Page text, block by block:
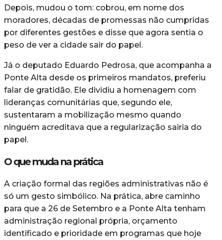
Depois, mudou o tom: cobrou, em nome dos
moradores, décadas de promessas não cumpridas
por diferentes gestões e disse que agora sentia o
peso de ver a cidade sair do papel.
Já o deputado Eduardo Pedrosa, que acompanha a
Ponte Alta desde os primeiros mandatos, preferiu
falar de gratidão. Ele dividiu a homenagem com
lideranças comunitárias que, segundo ele,
sustentaram a mobilização mesmo quando
ninguém acreditava que a regularização sairia do
papel.
O que muda na prática
A criação formal das regiões administrativas não é
só um gesto simbólico. Na prática, abre caminho
para que a 26 de Setembro e a Ponte Alta tenham
administração regional própria, orçamento
identificado e prioridade em programas que hoje